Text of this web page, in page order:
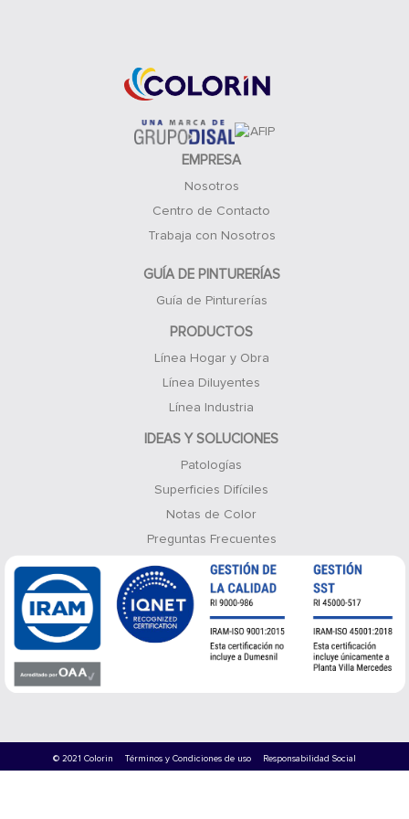
EMPRESA
Nosotros
Centro de Contacto
Trabaja con Nosotros
GUÍA DE PINTURERÍAS
Guía de Pinturerías
PRODUCTOS
Línea Hogar y Obra
Línea Diluyentes
Línea Industria
IDEAS Y SOLUCIONES
Patologías
Superficies Difíciles
Notas de Color
Preguntas Frecuentes
© 2021 Colorin Términos y Condiciones de uso Responsabilidad Social